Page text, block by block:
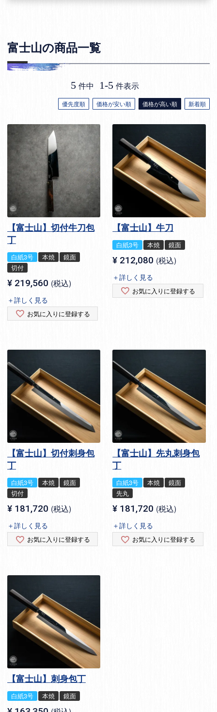
富士山の商品一覧
優先度順 価格が安い順 価格が高い順 新着順
5 件中 1-5 件表示
【富士山】切付牛刀包
丁
白紙3号 本焼
鏡面
切付
¥ 219,560 税込
＋詳しく見る
お気に入りに登録する
【富士山】牛刀
白紙3号 本焼 鏡面
¥ 212,080 税込
＋詳しく見る
お気に入りに登録する
【富士山】切付刺身包
丁
白紙3号 本焼
鏡面
切付
¥ 181,720 税込
＋詳しく見る
お気に入りに登録する
【富士山】先丸刺身包
丁
白紙3号 本焼
鏡面
先丸
¥ 181,720 税込
＋詳しく見る
お気に入りに登録する
【富士山】刺身包丁
白紙3号 本焼 鏡面